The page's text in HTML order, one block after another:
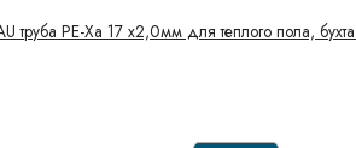
труба PE-Xa 17 х2,0мм для теплого пола,